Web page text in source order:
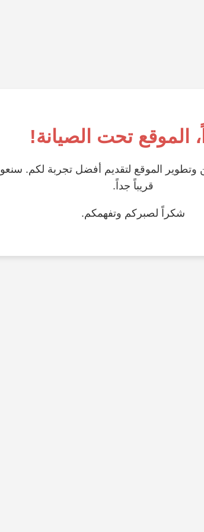
الموقع تحت الصيانة!
وتطوير الموقع لتقديم أفضل تجربة لكم.
قريباً جداً.
شكراً لصبركم وتفهمكم.